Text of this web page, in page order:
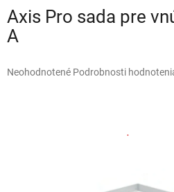
Axis Pro sada pre
A
Priemerné
Neohodnotené Podrobnosti